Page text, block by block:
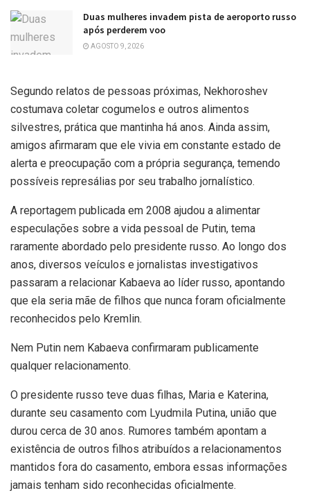
Duas mulheres invadem pista de aeroporto russo
após perderem voo
AGOSTO 9, 2026
Segundo relatos de pessoas próximas, Nekhoroshev
costumava coletar cogumelos e outros alimentos
silvestres, prática que mantinha há anos. Ainda assim,
amigos afirmaram que ele vivia em constante estado de
alerta e preocupação com a própria segurança, temendo
possíveis represálias por seu trabalho jornalístico.
A reportagem publicada em 2008 ajudou a alimentar
especulações sobre a vida pessoal de Putin, tema
raramente abordado pelo presidente russo. Ao longo dos
anos, diversos veículos e jornalistas investigativos
passaram a relacionar Kabaeva ao líder russo, apontando
que ela seria mãe de filhos que nunca foram oficialmente
reconhecidos pelo Kremlin.
Nem Putin nem Kabaeva confirmaram publicamente
qualquer relacionamento.
O presidente russo teve duas filhas, Maria e Katerina,
durante seu casamento com Lyudmila Putina, união que
durou cerca de 30 anos. Rumores também apontam a
existência de outros filhos atribuídos a relacionamentos
mantidos fora do casamento, embora essas informações
jamais tenham sido reconhecidas oficialmente.